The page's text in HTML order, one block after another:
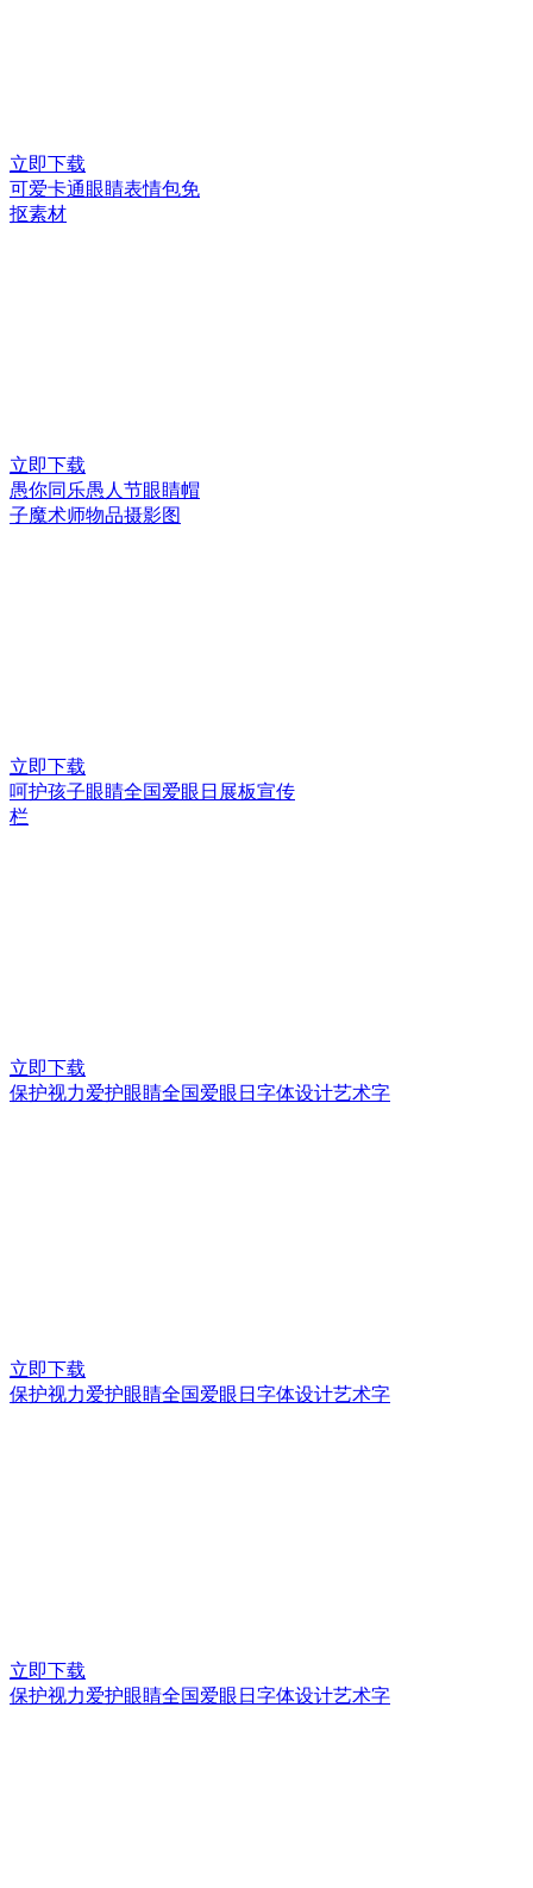
立即下载
可爱卡通眼睛表情包免
抠素材
立即下载
愚你同乐愚人节眼睛帽
子魔术师物品摄影图
立即下载
呵护孩子眼睛全国爱眼日展板宣传
栏
立即下载
保护视力爱护眼睛全国爱眼日字体设计艺术字
立即下载
保护视力爱护眼睛全国爱眼日字体设计艺术字
立即下载
保护视力爱护眼睛全国爱眼日字体设计艺术字